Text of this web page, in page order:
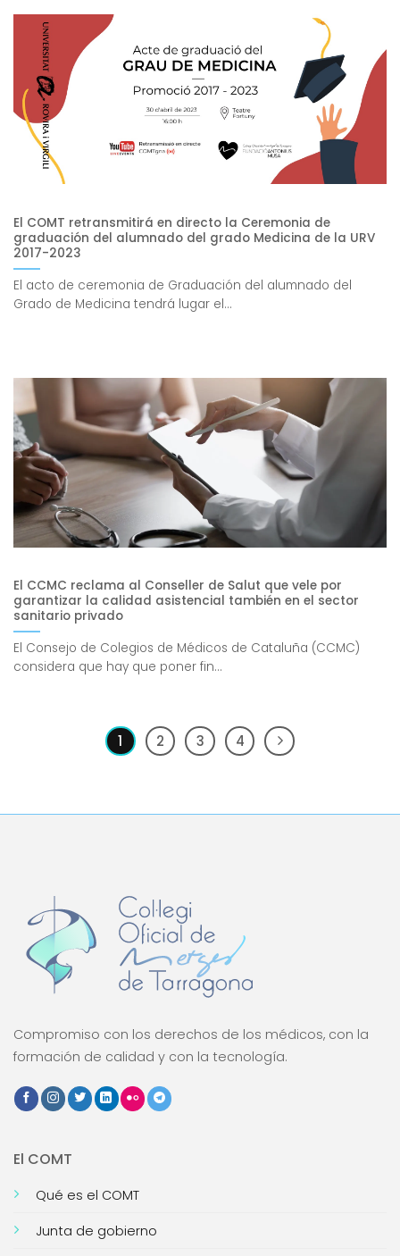
El COMT retransmitirá en directo la Ceremonia de
graduación del alumnado del grado Medicina de la URV
2017-2023
El acto de ceremonia de Graduación del alumnado del
Grado de Medicina tendrá lugar el...
El CCMC reclama al Conseller de Salut que vele por
garantizar la calidad asistencial también en el sector
sanitario privado
El Consejo de Colegios de Médicos de Cataluña (CCMC)
considera que hay que poner fin...
1 2 3 4
Compromiso con los derechos de los médicos, con la
formación de calidad y con la tecnología.
El COMT
Qué es el COMT
Junta de gobierno